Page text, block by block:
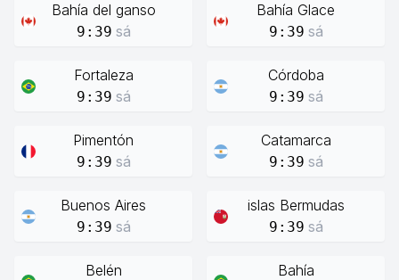
Bahía del ganso
9:39 sá
Bahía Glace
9:39 sá
Fortaleza
9:39 sá
Córdoba
9:39 sá
Pimentón
9:39 sá
Catamarca
9:39 sá
Buenos Aires
9:39 sá
islas Bermudas
9:39 sá
Belén Bahía